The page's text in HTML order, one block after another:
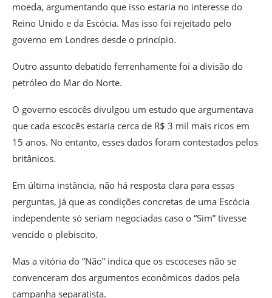
moeda, argumentando que isso estaria no interesse do
Reino Unido e da Escócia. Mas isso foi rejeitado pelo
governo em Londres desde o princípio.
Outro assunto debatido ferrenhamente foi a divisão do
petróleo do Mar do Norte.
O governo escocês divulgou um estudo que argumentava
que cada escocês estaria cerca de R$ 3 mil mais ricos em
15 anos. No entanto, esses dados foram contestados pelos
britânicos.
Em última instância, não há resposta clara para essas
perguntas, já que as condições concretas de uma Escócia
independente só seriam negociadas caso o “Sim” tivesse
vencido o plebiscito.
Mas a vitória do “Não” indica que os escoceses não se
convenceram dos argumentos econômicos dados pela
campanha separatista.